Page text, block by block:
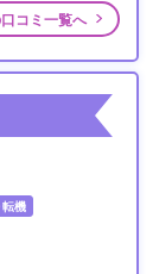
コミ一覧へ
転機